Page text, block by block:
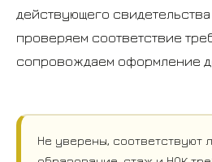
действующего
проверяем соответствие
сопровождаем оформление
Не уверены, соответствуют